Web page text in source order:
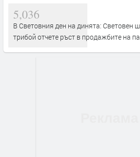
5,036
В Световния ден на динята: Световен
трибой отчете ръст в продажбите на